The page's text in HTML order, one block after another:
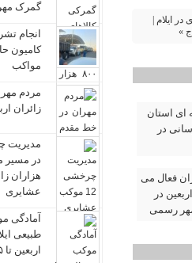
ایلام |
ای استان
در
زائران فعال می‌
در
رسمی
گمرک
کامیون
مواکب
مردم
زائران
در مسیر
هزاران
عشایری
آمادگی
طبیعی
اربعین تا ۱۵ مرداد